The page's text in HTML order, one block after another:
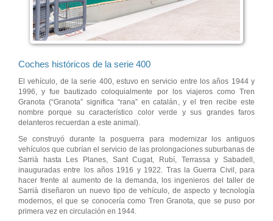
Coches históricos de la serie 400
El vehículo, de la serie 400, estuvo en servicio entre los años 1944 y
1996, y fue bautizado coloquialmente por los viajeros como Tren
Granota (“Granota” significa “rana” en catalán, y el tren recibe este
nombre porque su característico color verde y sus grandes faros
delanteros recuerdan a este animal).
Se construyó durante la posguerra para modernizar los antiguos
vehículos que cubrían el servicio de las prolongaciones suburbanas de
Sarrià hasta Les Planes, Sant Cugat, Rubí, Terrassa y Sabadell,
inauguradas entre los años 1916 y 1922. Tras la Guerra Civil, para
hacer frente al aumento de la demanda, los ingenieros del taller de
Sarrià diseñaron un nuevo tipo de vehículo, de aspecto y tecnología
modernos, el que se conocería como Tren Granota, que se puso por
primera vez en circulación en 1944.